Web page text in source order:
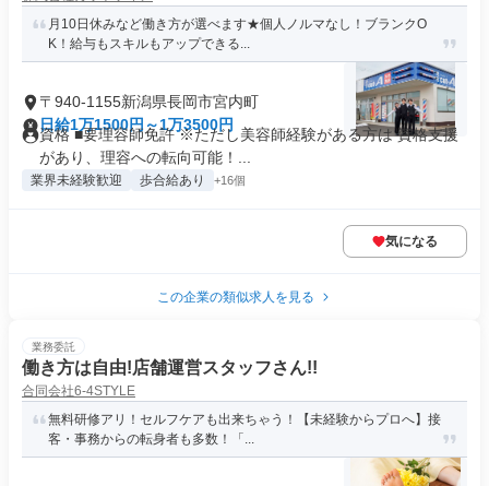
月10日休みなど働き方が選べます★個人ノルマなし！ブランクO
K！給与もスキルもアップできる...
〒940-1155新潟県長岡市宮内町
日給1万1500円～1万3500円
資格 ■要理容師免許 ※ただし美容師経験がある方は 資格支援
があり、理容への転向可能！...
業界未経験歓迎 歩合給あり +16個
気になる
この企業の類似求人を見る
業務委託
働き方は自由!店舗運営スタッフさん!!
合同会社6-4STYLE
無料研修アリ！セルフケアも出来ちゃう！【未経験からプロへ】接
客・事務からの転身者も多数！「...